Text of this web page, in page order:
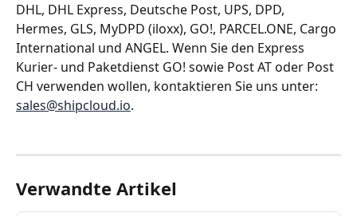
DHL, DHL Express, Deutsche Post, UPS, DPD,
Hermes, GLS, MyDPD (iloxx), GO!, PARCEL.ONE, Cargo
International und ANGEL. Wenn Sie den Express
Kurier- und Paketdienst GO! sowie Post AT oder Post
CH verwenden wollen, kontaktieren Sie uns unter:
sales@shipcloud.io.
Verwandte Artikel